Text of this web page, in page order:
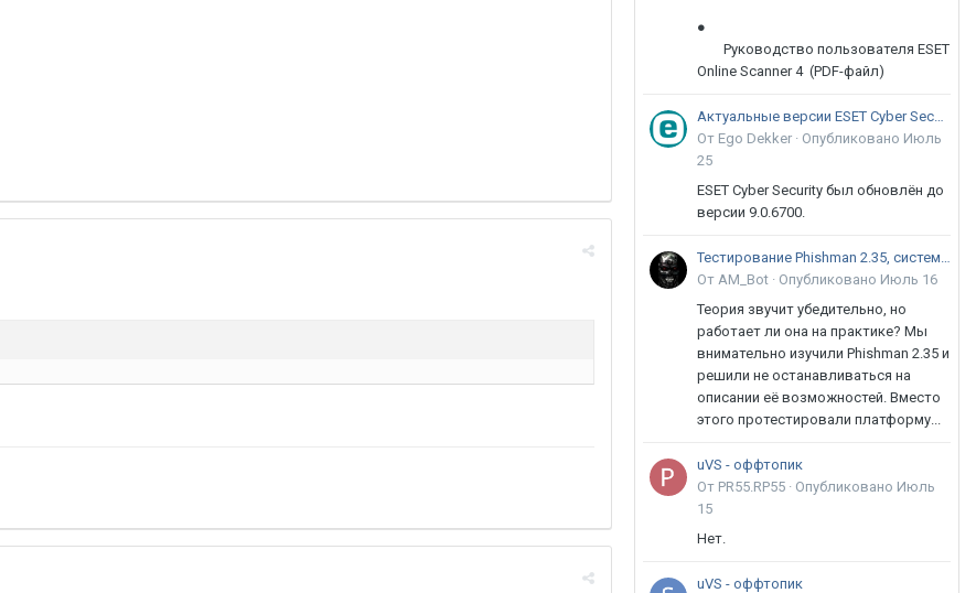
●
Руководство пользователя ESET
Online Scanner 4 (PDF-файл)
Актуальные версии ESET Cyber Security 9
От Ego Dekker · Опубликовано Июль
25
ESET Cyber Security был обновлён до
версии 9.0.6700.
Тестирование Phishman 2.35, системы повышения осведомлённости пользователей в сфере ИБ
От AM_Bot · Опубликовано Июль 16
Теория звучит убедительно, но
работает ли она на практике? Мы
внимательно изучили Phishman 2.35 и
решили не останавливаться на
описании её возможностей. Вместо
этого протестировали платформу...
uVS - оффтопик
От PR55.RP55 · Опубликовано Июль
15
Нет.
uVS - оффтопик